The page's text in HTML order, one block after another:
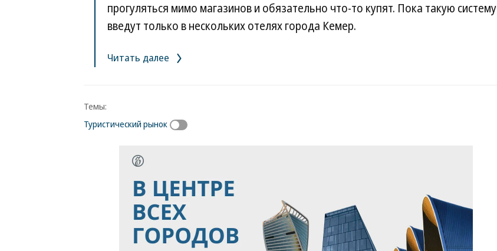
прогуляться мимо магазинов и обязательно что-то купят. Пока такую систему
введут только в нескольких отелях города Кемер.
Читать далее
Темы:
Туристический рынок